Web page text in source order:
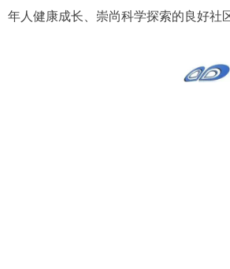
年人健康成长、崇尚科学探索的良好社